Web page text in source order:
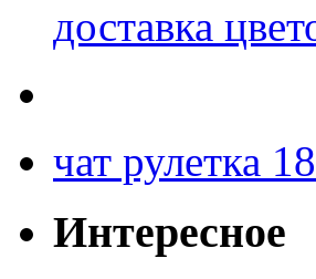
доставка
чат рулетка
Интересное